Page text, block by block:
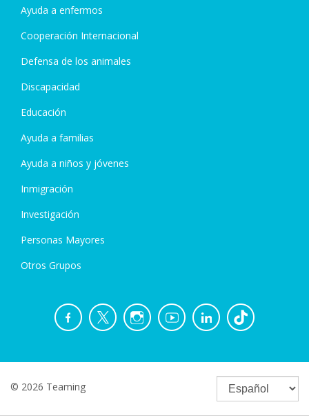
Ayuda a enfermos
Cooperación Internacional
Defensa de los animales
Discapacidad
Educación
Ayuda a familias
Ayuda a niños y jóvenes
Inmigración
Investigación
Personas Mayores
Otros Grupos
© 2026 Teaming